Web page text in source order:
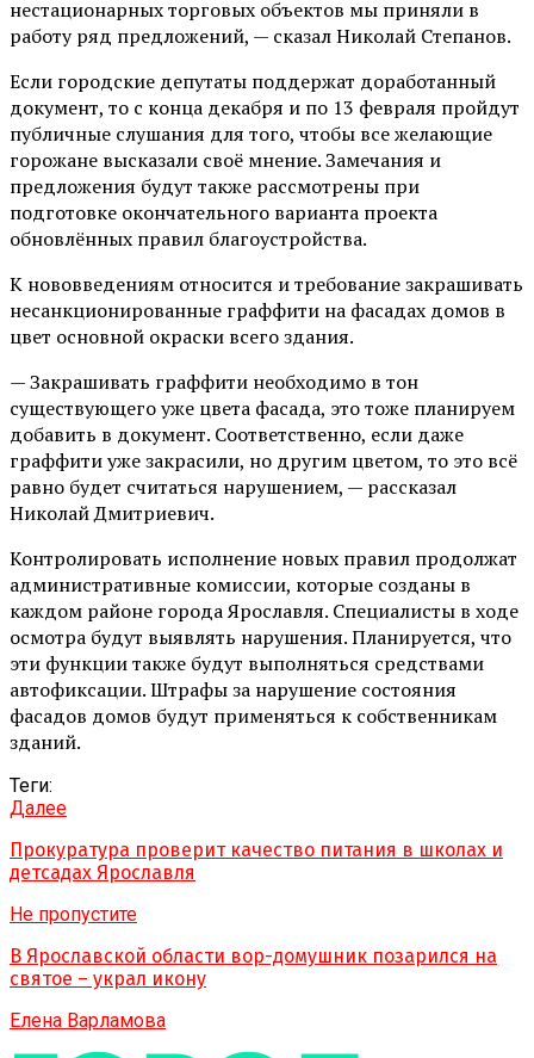
нестационарных торговых объектов мы приняли в
работу ряд предложений, — сказал Николай Степанов.
Если городские депутаты поддержат доработанный
документ, то с конца декабря и по 13 февраля пройдут
публичные слушания для того, чтобы все желающие
горожане высказали своё мнение. Замечания и
предложения будут также рассмотрены при
подготовке окончательного варианта проекта
обновлённых правил благоустройства.
К нововведениям относится и требование закрашивать
несанкционированные граффити на фасадах домов в
цвет основной окраски всего здания.
— Закрашивать граффити необходимо в тон
существующего уже цвета фасада, это тоже планируем
добавить в документ. Соответственно, если даже
граффити уже закрасили, но другим цветом, то это всё
равно будет считаться нарушением, — рассказал
Николай Дмитриевич.
Контролировать исполнение новых правил продолжат
административные комиссии, которые созданы в
каждом районе города Ярославля. Специалисты в ходе
осмотра будут выявлять нарушения. Планируется, что
эти функции также будут выполняться средствами
автофиксации. Штрафы за нарушение состояния
фасадов домов будут применяться к собственникам
зданий.
Теги:
Далее
Прокуратура проверит качество питания в школах и
детсадах Ярославля
Не пропустите
В Ярославской области вор-домушник позарился на
святое – украл икону
Елена Варламова